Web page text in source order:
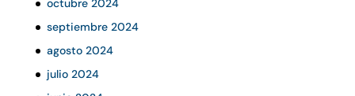
octubre 2024
septiembre 2024
agosto 2024
julio 2024